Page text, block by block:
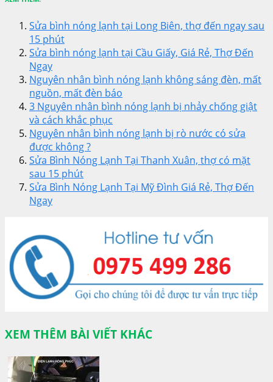
Sửa bình nóng lạnh tại Long Biên, thợ đến ngay sau
15 phút
Sửa bình nóng lạnh tại Cầu Giấy, Giá Rẻ, Thợ Đến
Ngay
Nguyên nhân bình nóng lạnh không sáng đèn, mất
nguồn, mất đèn báo
3 Nguyên nhân bình nóng lạnh bị nhảy chống giật
và cách khắc phục
Nguyên nhân bình nóng lạnh bị rò nước có sửa
được không ?
Sửa Bình Nóng Lạnh Tại Thanh Xuân, thợ có mặt
sau 15 phút
Sửa Bình Nóng Lạnh Tại Mỹ Đình Giá Rẻ, Thợ Đến
Ngay
XEM THÊM BÀI VIẾT KHÁC